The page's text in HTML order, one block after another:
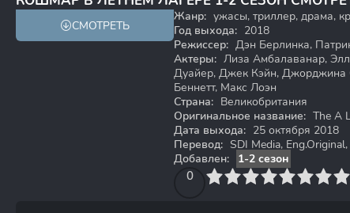
СМОТРЕТЬ
Жанр: ужасы, триллер, драма,
Год выхода: 2018
Режиссер: Дэн Берлинка,
Актеры: Лиза Амбалаванар,
Дуайер, Джек Кэйн, Джорджина
Беннетт, Макс Лоэн
Страна: Великобритания
Оригинальное название: The A
Дата выхода: 25 октября 2018
Перевод: SDI Media,
Добавлен:
1-2 сезон
0
4 6 7 8 9 10